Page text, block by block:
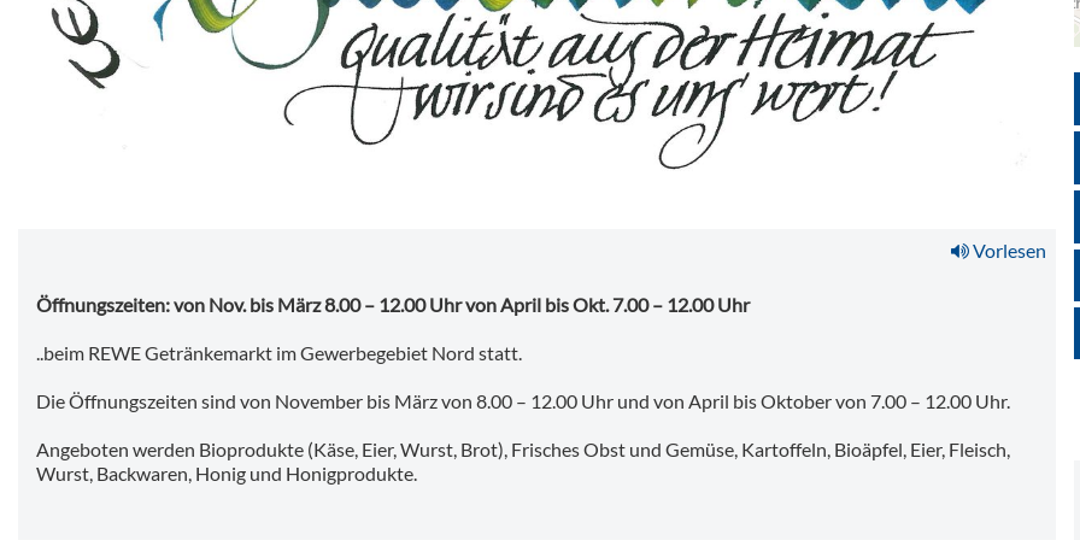
Vorlesen
Öffnungszeiten: von Nov. bis März 8.00 – 12.00 Uhr von April bis Okt. 7.00 – 12.00 Uhr
..beim REWE Getränkemarkt im Gewerbegebiet Nord statt.
Die Öffnungszeiten sind von November bis März von 8.00 – 12.00 Uhr und von April bis Oktober von 7.00 – 12.00 Uhr.
Angeboten werden Bioprodukte (Käse, Eier, Wurst, Brot), Frisches Obst und Gemüse, Kartoffeln, Bioäpfel, Eier, Fleisch,
Wurst, Backwaren, Honig und Honigprodukte.